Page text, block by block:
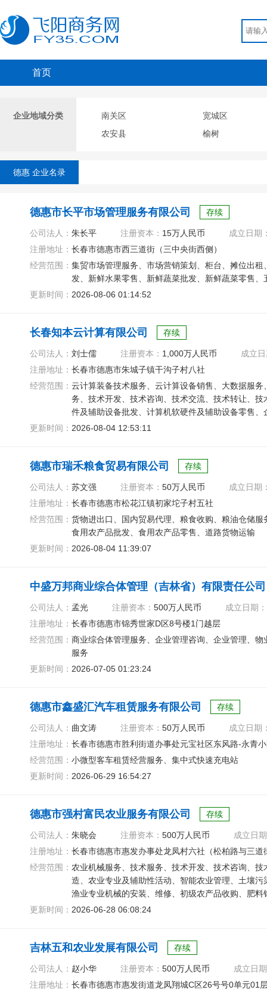
首页
企业地域分类 南关区
宽城区
农安县
榆树
德惠 企业名录
德惠市长平市场管理服务有限公司 存续
公司法人： 朱长平 注册资本： 15万人民币
成立日期
注册地址： 长春市德惠市西三道街（三中央街西侧）
经营范围： 集贸市场管理服务、市场营销策划、柜台、摊位出
发、新鲜水果零售、新鲜蔬菜批发、新鲜蔬菜零售
更新时间： 2026-08-06 01:14:52
长春知本云计算有限公司 存续
公司法人： 刘士儒 注册资本： 1,000万人民币
成立
注册地址： 长春市德惠市朱城子镇干沟子村八社
经营范围： 云计算装备技术服务、云计算设备销售、大数据服
务、技术开发、技术咨询、技术交流、技术转让、
件及辅助设备批发、计算机软硬件及辅助设备零售
元器件制造
更新时间： 2026-08-04 12:53:11
德惠市瑞禾粮食贸易有限公司 存续
公司法人： 苏文强 注册资本： 50万人民币
成立日期
注册地址： 长春市德惠市松花江镇初家坨子村五社
经营范围： 货物进出口、国内贸易代理、粮食收购、粮油仓储
食用农产品批发、食用农产品零售、道路货物运输
更新时间： 2026-08-04 11:39:07
中盛万邦商业综合体管理（吉林省）有限责任公司
公司法人： 孟光 注册资本： 500万人民币
成立日期：
注册地址： 长春市德惠市锦秀世家D区8号楼1门越层
经营范围： 商业综合体管理服务、企业管理咨询、企业管理、
服务
更新时间： 2026-07-05 01:23:24
德惠市鑫盛汇汽车租赁服务有限公司 存续
公司法人： 曲文涛 注册资本： 50万人民币
成立日期
注册地址： 长春市德惠市胜利街道办事处元宝社区东风路-永青
经营范围： 小微型客车租赁经营服务、集中式快速充电站
更新时间： 2026-06-29 16:54:27
德惠市强村富民农业服务有限公司 存续
公司法人： 朱晓会 注册资本： 500万人民币
成立日
注册地址： 长春市德惠市惠发办事处龙凤村六社（松柏路与三道
经营范围： 农业机械服务、技术服务、技术开发、技术咨询、
造、农业专业及辅助性活动、智能农业管理、土壤
渔业专业机械的安装、维修、初级农产品收购、肥
更新时间： 2026-06-28 06:08:24
吉林五和农业发展有限公司 存续
公司法人： 赵小华 注册资本： 500万人民币
成立日
注册地址： 长春市德惠市惠发街道龙凤翔城C区26号号0单元01